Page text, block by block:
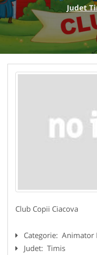
Judet
Club Copii Ciacova
Categorie: Animator
Judet: Timis